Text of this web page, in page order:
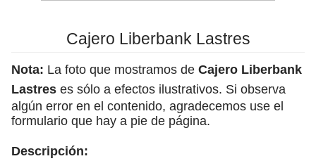
Cajero Liberbank Lastres
Nota: La foto que mostramos de Cajero Liberbank
Lastres es sólo a efectos ilustrativos. Si observa
algún error en el contenido, agradecemos use el
formulario que hay a pie de página.
Descripción: